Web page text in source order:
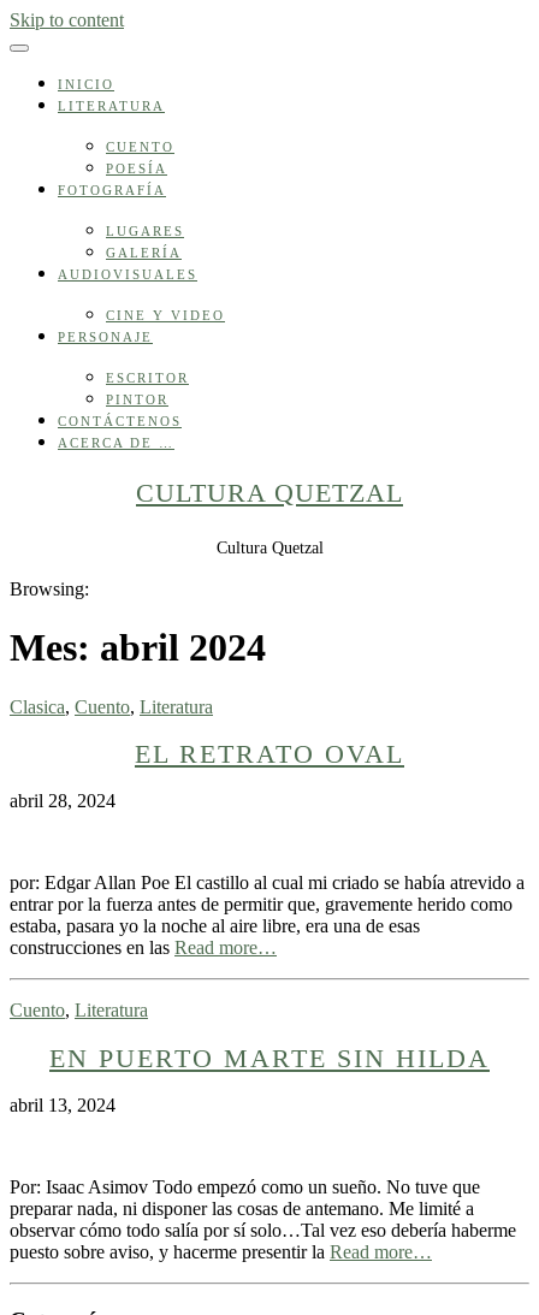
Skip to content
INICIO
LITERATURA
CUENTO
POESÍA
FOTOGRAFÍA
LUGARES
GALERÍA
AUDIOVISUALES
CINE Y VIDEO
PERSONAJE
ESCRITOR
PINTOR
CONTÁCTENOS
ACERCA DE …
CULTURA QUETZAL
Cultura Quetzal
Browsing:
Mes: abril 2024
Clasica, Cuento, Literatura
EL RETRATO OVAL
abril 28, 2024
por: Edgar Allan Poe El castillo al cual mi criado se había atrevido a
entrar por la fuerza antes de permitir que, gravemente herido como
estaba, pasara yo la noche al aire libre, era una de esas
construcciones en las Read more…
Cuento, Literatura
EN PUERTO MARTE SIN HILDA
abril 13, 2024
Por: Isaac Asimov Todo empezó como un sueño. No tuve que
preparar nada, ni disponer las cosas de antemano. Me limité a
observar cómo todo salía por sí solo…Tal vez eso debería haberme
puesto sobre aviso, y hacerme presentir la Read more…